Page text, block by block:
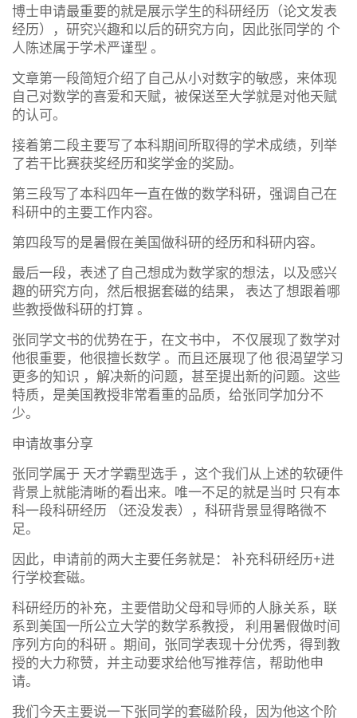
博士申请最重要的就是展示学生的科研经历（论文发表
经历），研究兴趣和以后的研究方向，因此张同学的 个
人陈述属于学术严谨型 。
文章第一段简短介绍了自己从小对数字的敏感，来体现
自己对数学的喜爱和天赋，被保送至大学就是对他天赋
的认可。
接着第二段主要写了本科期间所取得的学术成绩，列举
了若干比赛获奖经历和奖学金的奖励。
第三段写了本科四年一直在做的数学科研，强调自己在
科研中的主要工作内容。
第四段写的是暑假在美国做科研的经历和科研内容。
最后一段，表述了自己想成为数学家的想法，以及感兴
趣的研究方向，然后根据套磁的结果， 表达了想跟着哪
些教授做科研的打算 。
张同学文书的优势在于，在文书中， 不仅展现了数学对
他很重要，他很擅长数学 。而且还展现了他 很渴望学习
更多的知识 ，解决新的问题，甚至提出新的问题。这些
特质，是美国教授非常看重的品质，给张同学加分不
少。
申请故事分享
张同学属于 天才学霸型选手 ，这个我们从上述的软硬件
背景上就能清晰的看出来。唯一不足的就是当时 只有本
科一段科研经历 （还没发表），科研背景显得略微不
足。
因此，申请前的两大主要任务就是： 补充科研经历+进
行学校套磁。
科研经历的补充，主要借助父母和导师的人脉关系，联
系到美国一所公立大学的数学系教授， 利用暑假做时间
序列方向的科研 。期间，张同学表现十分优秀，得到教
授的大力称赞，并主动要求给他写推荐信，帮助他申
请。
我们今天主要说一下张同学的套磁阶段，因为他这个阶